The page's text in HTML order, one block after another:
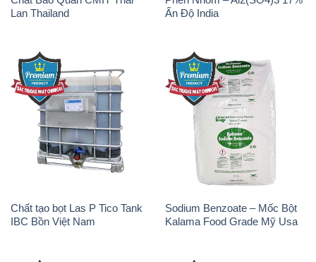
Lan Thailand
Ấn Độ India
Chất tạo bọt Las P Tico Tank
IBC Bồn Việt Nam
Sodium Benzoate – Mốc Bột
Kalama Food Grade Mỹ Usa